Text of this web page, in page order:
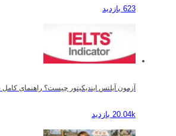
623 بازدید
آزمون آیلتس ایندیکیتور چیست؟ راهنمای
20.04k بازدید